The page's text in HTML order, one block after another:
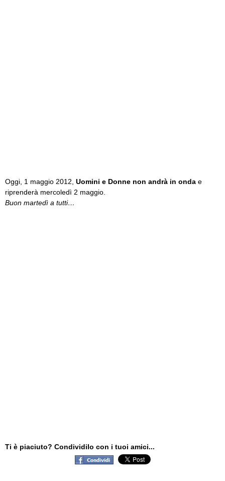
Oggi, 1 maggio 2012, Uomini e Donne non andrà in onda e
riprenderà mercoledì 2 maggio.
Buon martedì a tutti…
Ti è piaciuto? Condividilo con i tuoi amici...